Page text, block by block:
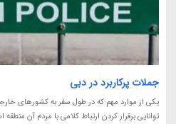
جملات پرکاربرد در دبی
یکی از موارد مهم که در طول سفر به کشورهای
توانایی برقرار کردن ارتباط کلامی با مردم آن